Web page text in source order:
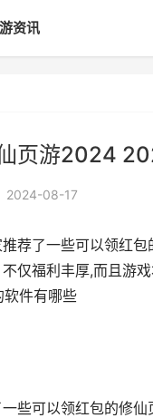
资讯
页游2024
2024-08-17
荐了一些可以领红
仅福利丰厚,而且游
件有哪些
些可以领红包的修